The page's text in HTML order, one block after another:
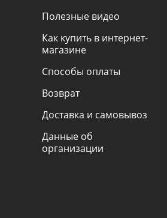
Полезные видео
Как купить в интернет-
магазине
Способы оплаты
Возврат
Доставка и самовывоз
Данные об
организации